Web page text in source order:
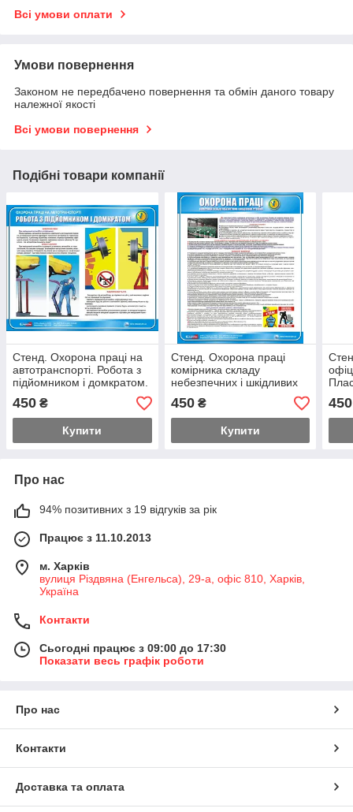
Всі умови оплати
Умови повернення
Законом не передбачено повернення та обмін даного товару
належної якості
Всі умови повернення
Подібні товари компанії
Стенд. Охорона праці на
автотранспорті. Робота з
підйомником і домкратом.
0,6х0,5. Пластик
450 ₴
Купити
Стенд. Охорона праці
комірника складу
небезпечних і шкідливих
речовин. 0,6х0,5. Пластик
450₴
Купити
450
Про нас
94% позитивних з 19 відгуків за рік
Працює з 11.10.2013
м. Харків
вулиця Різдвяна (Енгельса), 29-а, офіс 810, Харків,
Україна
Контакти
Сьогодні працює з 09:00 до 17:30
Показати весь графік роботи
Про нас
Контакти
Доставка та оплата